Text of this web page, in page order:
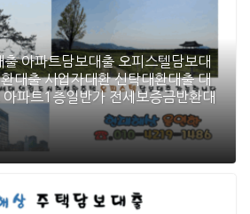
아파트담보대출 오피스텔담보대
대출 사업자대환 신탁대환대출 대
파트1층일반가 전세보증금반환대